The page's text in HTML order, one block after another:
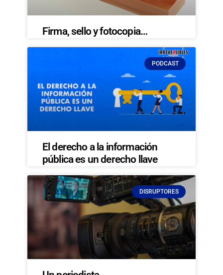
Firma, sello y fotocopia…
PODCAST
El derecho a la información
pública es un derecho llave
DISRUPTORES